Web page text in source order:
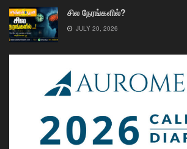
சில நேரங்களில்?
JULY 20, 2026